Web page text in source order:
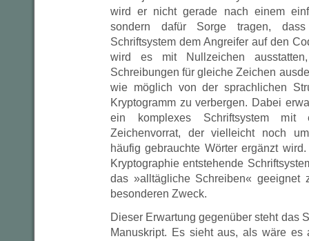
wird er nicht gerade nach einem
sondern dafür Sorge tragen,
Schriftsystem dem Angreifer auf den
wird es mit Nullzeichen
Schreibungen für gleiche Zeichen
wie möglich von der sprachlichen
Kryptogramm zu verbergen. Dabei
ein komplexes Schriftsystem mit
Zeichenvorrat, der vielleicht noch
häufig gebrauchte Wörter ergänzt
Kryptographie entstehende
das »alltägliche Schreiben« geeignet
besonderen Zweck.
Dieser Erwartung gegenüber steht das
Manuskript. Es sieht aus, als wäre es